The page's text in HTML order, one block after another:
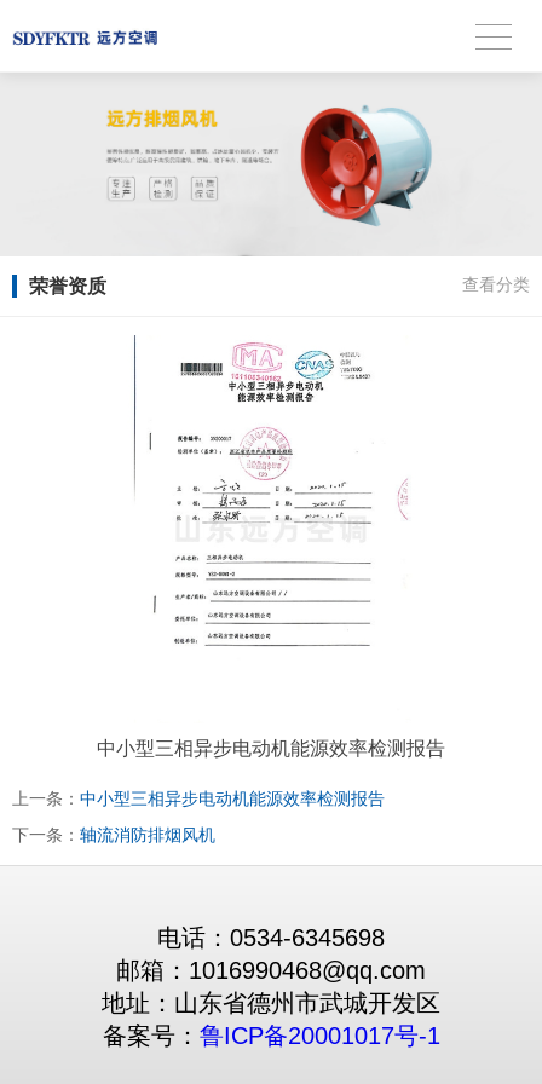
荣誉资质 查看分类
中小型三相异步电动机能源效率检测报告
上一条： 中小型三相异步电动机能源效率检测报告
下一条： 轴流消防排烟风机
电话：0534-6345698
邮箱：1016990468@qq.com
地址：山东省德州市武城开发区
备案号： 鲁ICP备20001017号-1